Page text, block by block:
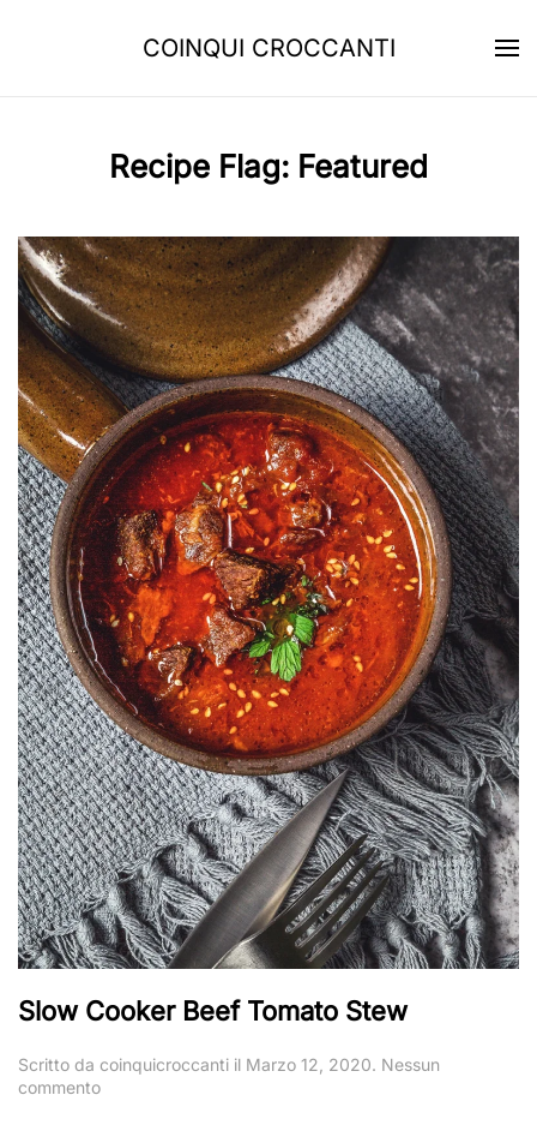
COINQUI CROCCANTI
Recipe Flag: Featured
Slow Cooker Beef Tomato Stew
Scritto da coinquicroccanti il Marzo 12, 2020. Nessun
commentosu